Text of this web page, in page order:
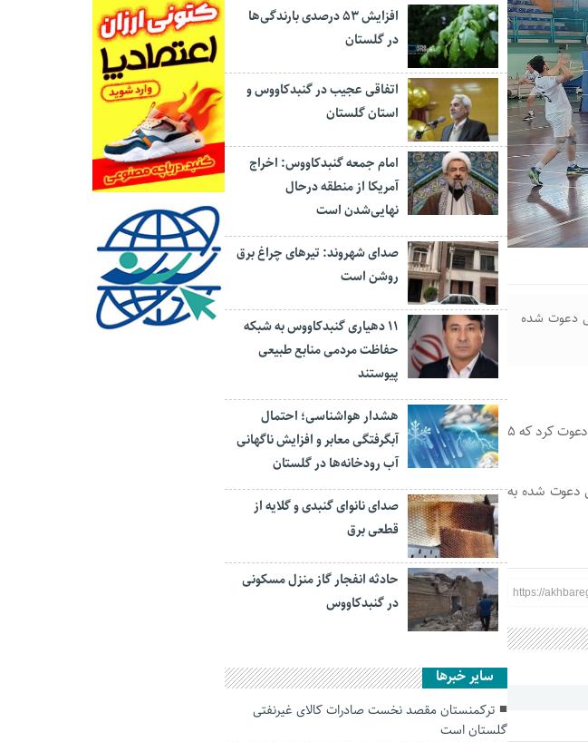
دعوت شده
سرمربی تیم ملی والیبال نوجوان پسر ١۶ بازیکن را به نهمین اردوی آماده‌سازی این تیم در استان گلستان دعوت کرد که ۵
دعوت شده به
https://
افزایش ۵۳ درصدی بارندگی‌ها
در گلستان
اتفاقی عجیب در‌ گنبدکاووس و
استان گلستان
امام جمعه گنبدکاووس: اخراج
آمریکا از منطقه درحال
نهایی‌شدن است
صدای شهروند: تیرهای چراغ برق
روشن است
۱۱ دهیاری گنبدکاووس به شبکه
حفاظت مردمی منابع طبیعی
پیوستند
هشدار هواشناسی؛ احتمال
آبگرفتگی معابر و افزایش ناگهانی
آب رودخانه‌ها در گلستان
صدای نانوای گنبدی و گلایه از
قطعی برق
حادثه انفجار گاز منزل مسکونی
در گنبدکاووس
سایر خبرها
ترکمنستان مقصد نخست صادرات کالای غیرنفتی
گلستان است